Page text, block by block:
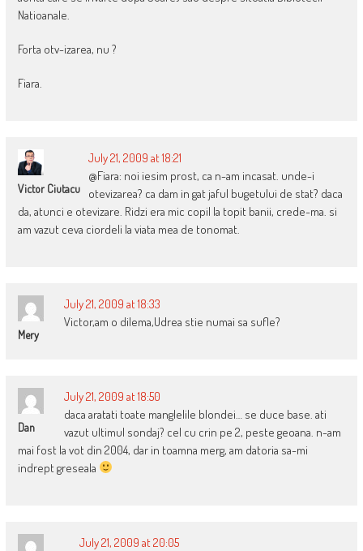
Natioanale.
Forta otv-izarea, nu ?
Fiara.
Victor Ciutacu
July 21, 2009 at 18:21
@Fiara: noi iesim prost, ca n-am incasat. unde-i
otevizarea? ca dam in gat jaful bugetului de stat? daca
da, atunci e otevizare. Ridzi era mic copil la topit banii, crede-ma. si
am vazut ceva ciordeli la viata mea de tonomat.
Mery
July 21, 2009 at 18:33
Victor,am o dilema,Udrea stie numai sa sufle?
Dan
July 21, 2009 at 18:50
daca aratati toate manglelile blondei… se duce base. ati
vazut ultimul sondaj? cel cu crin pe 2, peste geoana. n-am
mai fost la vot din 2004, dar in toamna merg, am datoria sa-mi
indrept greseala
July 21, 2009 at 20:05